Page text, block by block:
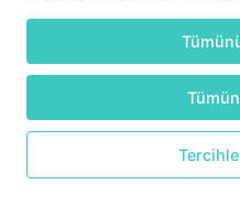
www.hayatfoca.com sayfasında
görebilirsiniz.